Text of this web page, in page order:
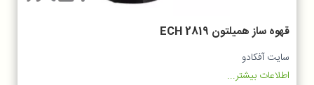
قهوه ساز همیلتون ECH 2819
سایت آفکادو
اطلاعات بیشتر...